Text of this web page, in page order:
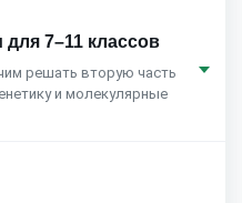
7–11 классов
решать вторую часть
и молекулярные